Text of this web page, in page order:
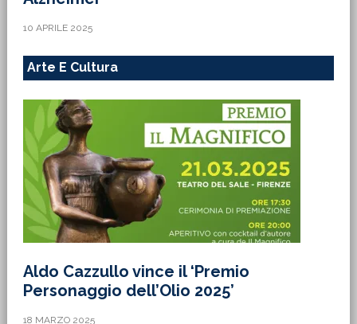
10 APRILE 2025
Arte E Cultura
Aldo Cazzullo vince il ‘Premio
Personaggio dell’Olio 2025’
18 MARZO 2025